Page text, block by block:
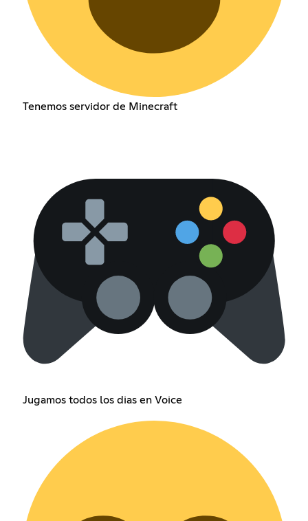
Tenemos servidor de Minecraft
Jugamos todos los dias en Voice